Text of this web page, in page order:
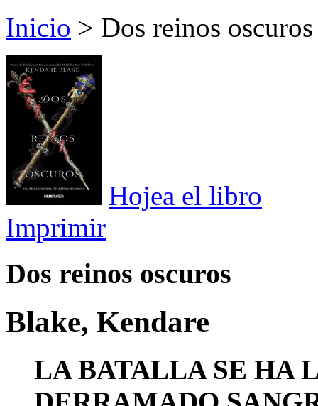
Inicio > Dos reinos oscuros
Hojea el libro
Imprimir
Dos reinos oscuros
Blake, Kendare
LA BATALLA SE HA